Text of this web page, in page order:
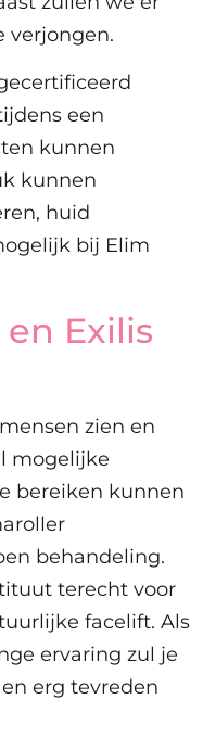
verjongen.
een
kunnen
kunnen
huid
bij Elim
Exilis
zien en
mogelijke
bereiken kunnen
behandeling.
terecht voor
facelift. Als
ervaring zul je
erg tevreden